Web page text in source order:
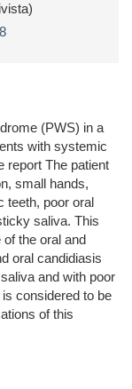
(PWS) in a
with systemic
report The patient
small hands,
teeth, poor oral
saliva. This
the oral and
oral candidiasis
and with poor
considered to be
of this